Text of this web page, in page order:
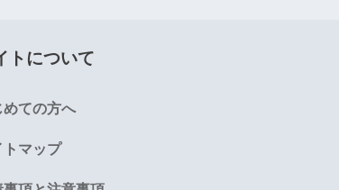
トについて
めての方へ
トマップ